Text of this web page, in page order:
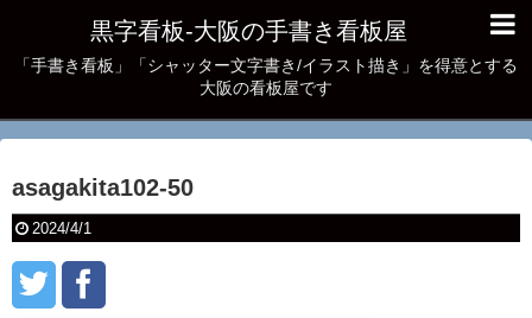
黒字看板‐大阪の手書き看板屋
「手書き看板」「シャッター文字書き/イラスト描き」を得意とする
大阪の看板屋です
asagakita102-50
2024/4/1